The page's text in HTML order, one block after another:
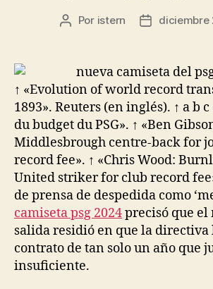
Autor
entrada
Por istern
Fecha
entrada
diciembre
↑ «Evolution of world record
1893». Reuters (en inglés). ↑ a b
du budget du PSG». ↑ «Ben
Middlesbrough centre-back for
record fee». ↑ «Chris Wood:
United striker for club record
de prensa de despedida como
camiseta psg 2024precisó que el
salida residió en que la
contrato de tan solo un año que
insuficiente.